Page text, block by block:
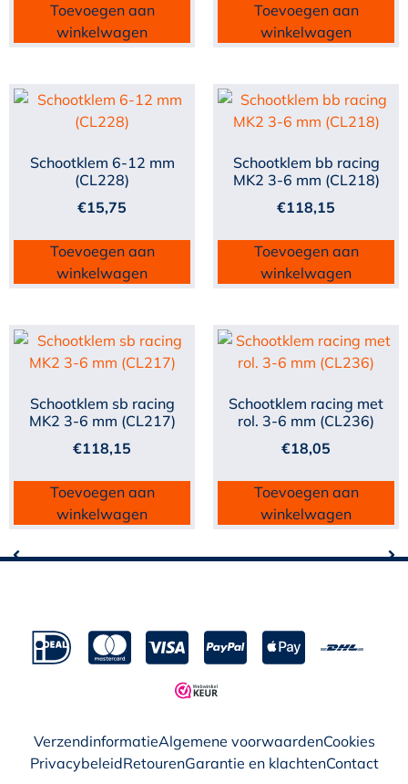
Toevoegen aan
winkelwagen
Toevoegen aan
winkelwagen
Schootklem 6-12 mm
(CL228)
€15,75
Toevoegen aan
winkelwagen
Schootklem bb racing
MK2 3-6 mm (CL218)
€118,15
Toevoegen aan
winkelwagen
Schootklem sb racing
MK2 3-6 mm (CL217)
€118,15
Toevoegen aan
winkelwagen
Schootklem racing met
rol. 3-6 mm (CL236)
€18,05
Toevoegen aan
winkelwagen
VerzendinformatieAlgemene voorwaardenCookies
PrivacybeleidRetourenGarantie en klachtenContact